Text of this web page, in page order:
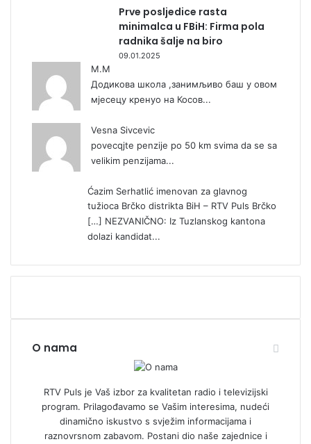
Prve posljedice rasta
minimalca u FBiH: Firma pola
radnika šalje na biro
09.01.2025
М.М
Додикова школа ,занимљиво баш у овом
мјесецу кренуо на Косов...
Vesna Sivcevic
povecqjte penzije po 50 km svima da se sa
velikim penzijama...
Ćazim Serhatlić imenovan za glavnog
tužioca Brčko distrikta BiH – RTV Puls Brčko
[…] NEZVANIČNO: Iz Tuzlanskog kantona
dolazi kandidat...
O nama
RTV Puls je Vaš izbor za kvalitetan radio i televizijski
program. Prilagođavamo se Vašim interesima, nudeći
dinamično iskustvo s svježim informacijama i
raznovrsnom zabavom. Postani dio naše zajednice i